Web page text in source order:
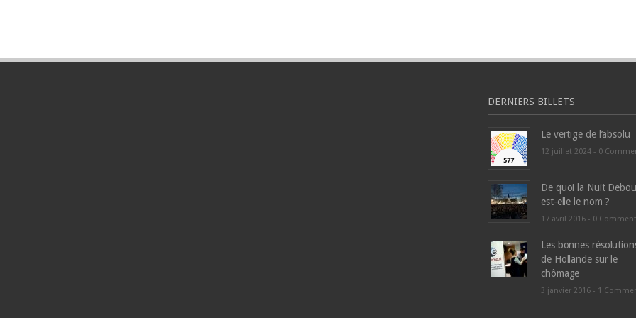
DERNIERS BILLETS
Le vertige de l’absolu
12 juillet 2024 - 0
De quoi la Nuit
est-elle le nom ?
17 avril 2016 - 0 Comment
Les bonnes
de Hollande sur le
chômage
3 janvier 2016 - 1